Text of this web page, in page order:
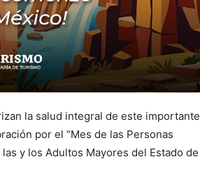
la salud integral de este importante
por el “Mes de las Personas
y los Adultos Mayores del Estado de